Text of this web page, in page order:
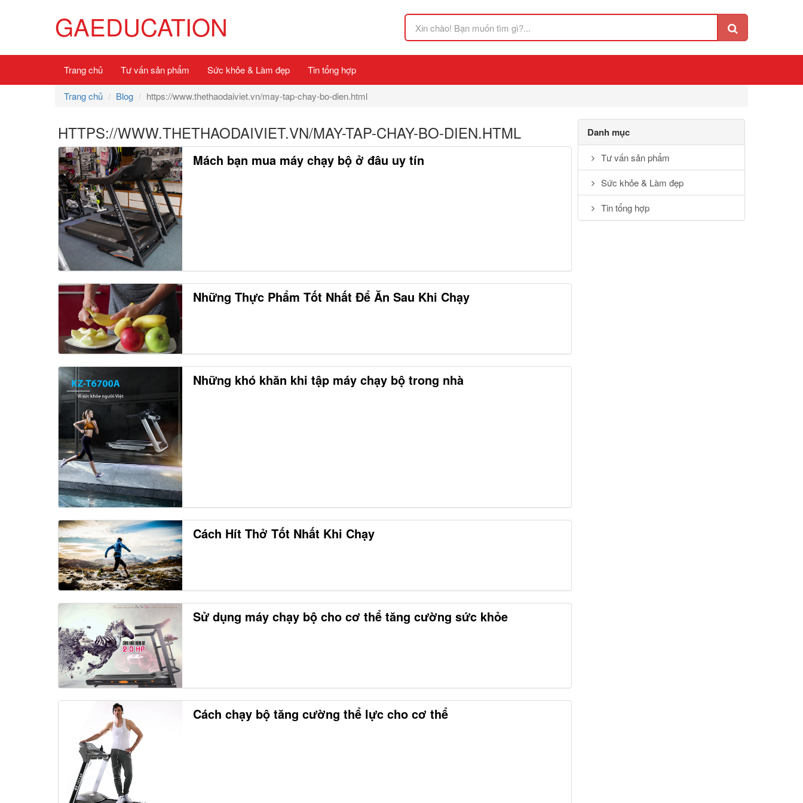
GAEDUCATION
Trang chủ Tư vấn sản phẩm Sức khỏe & Làm đẹp Tin tổng hợp
Trang chủ Blog https://www.thethaodaiviet.vn/may-tap-chay-bo-dien.html
HTTPS://WWW.THETHAODAIVIET.VN/MAY-TAP-CHAY-BO-DIEN.HTML
Mách bạn mua máy chạy bộ ở đâu uy tín
Những Thực Phẩm Tốt Nhất Để Ăn Sau Khi Chạy
Những khó khăn khi tập máy chạy bộ trong nhà
Cách Hít Thở Tốt Nhất Khi Chạy
Sử dụng máy chạy bộ cho cơ thể tăng cường sức khỏe
Cách chạy bộ tăng cường thể lực cho cơ thể
Danh mục
Tư vấn sản phẩm
Sức khỏe & Làm đẹp
Tin tổng hợp